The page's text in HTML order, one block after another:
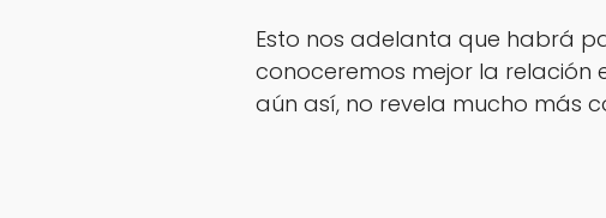
Esto nos adelanta que habrá
conoceremos mejor la relación
aún así, no revela mucho más